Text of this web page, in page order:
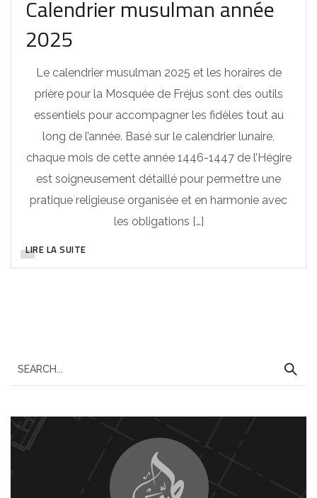
Calendrier musulman année
2025
Le calendrier musulman 2025 et les horaires de
prière pour la Mosquée de Fréjus sont des outils
essentiels pour accompagner les fidèles tout au
long de l’année. Basé sur le calendrier lunaire,
chaque mois de cette année 1446-1447 de l’Hégire
est soigneusement détaillé pour permettre une
pratique religieuse organisée et en harmonie avec
les obligations […]
LIRE LA SUITE